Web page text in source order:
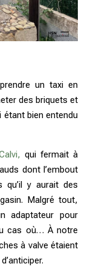
un taxi en
des briquets et
bien entendu
qui fermait à
dont l’embout
qu’il y aurait des
Malgré tout,
adaptateur pour
cas où… À notre
à valve étaient